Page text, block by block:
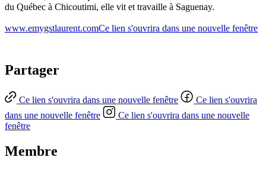
du Québec à Chicoutimi, elle vit et travaille à Saguenay.
www.emygstlaurent.comCe lien s'ouvrira dans une nouvelle fenêtre
Partager
Ce lien s'ouvrira dans une nouvelle fenêtre
Ce lien s'ouvrira
dans une nouvelle fenêtre
Ce lien s'ouvrira dans une nouvelle
fenêtre
Membre